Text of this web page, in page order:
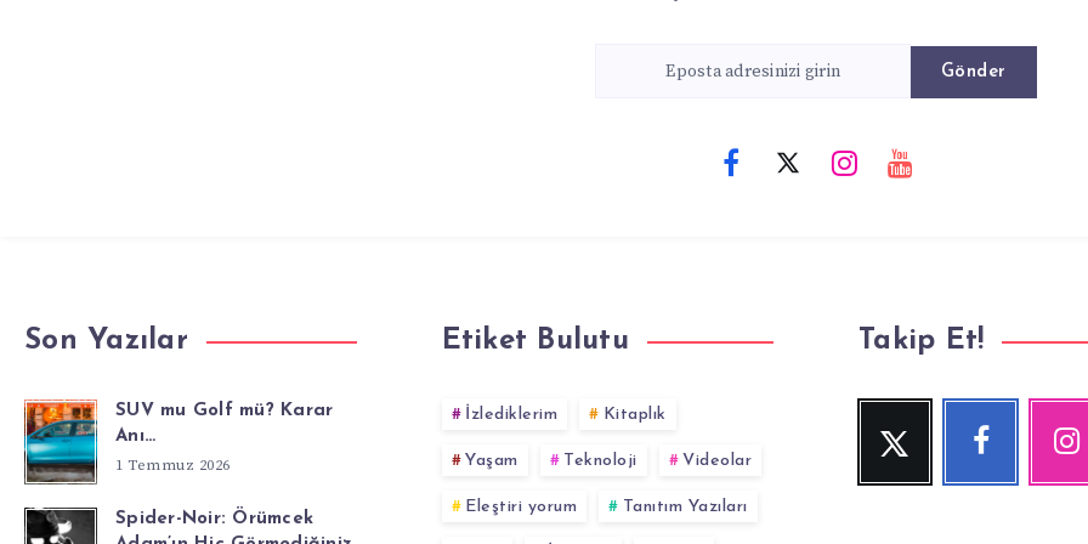
Gönder
Son Yazılar
SUV mu Golf mü? Karar
Anı…
1 Temmuz 2026
Spider-Noir: Örümcek
Etiket Bulutu
İzlediklerim Kitaplık
Yaşam Teknoloji Videolar
Eleştiri yorum Tanıtım Yazıları
Takip Et!
Twitter
Beni
Facebook